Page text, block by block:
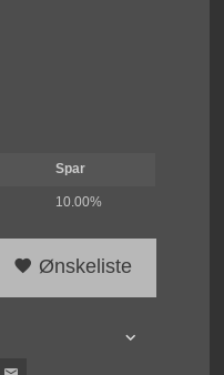
Spar
10.00%
Ønskeliste